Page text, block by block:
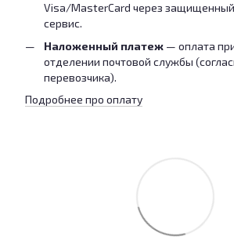
Visa/MasterCard через
сервис.
Наложенный платеж — оплата
отделении почтовой службы
перевозчика).
Подробнее про оплату